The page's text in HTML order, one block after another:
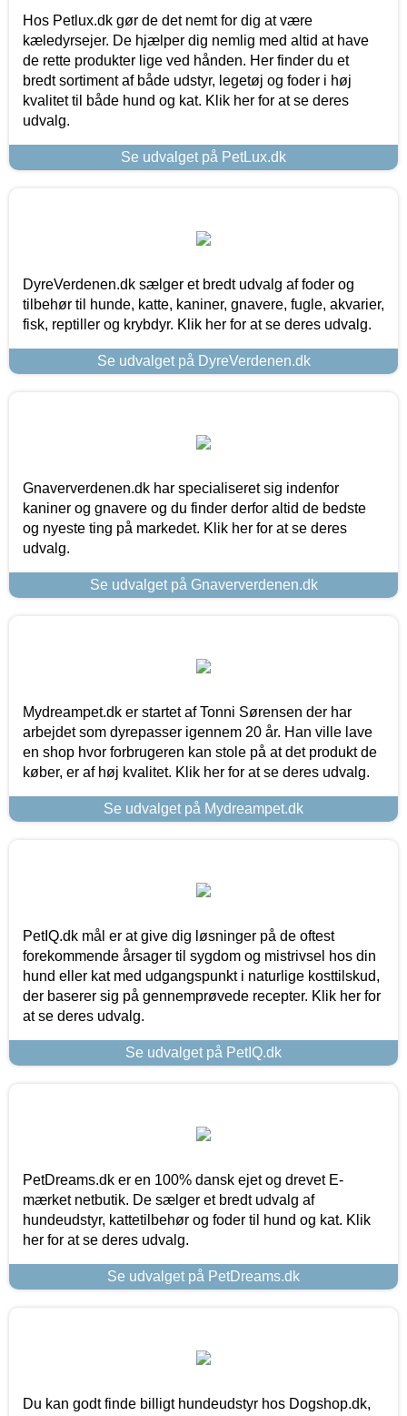
Hos Petlux.dk gør de det nemt for dig at være
kæledyrsejer. De hjælper dig nemlig med altid at have
de rette produkter lige ved hånden. Her finder du et
bredt sortiment af både udstyr, legetøj og foder i høj
kvalitet til både hund og kat. Klik her for at se deres
udvalg.
Se udvalget på PetLux.dk
DyreVerdenen.dk sælger et bredt udvalg af foder og
tilbehør til hunde, katte, kaniner, gnavere, fugle, akvarier,
fisk, reptiller og krybdyr. Klik her for at se deres udvalg.
Se udvalget på DyreVerdenen.dk
Gnaververdenen.dk har specialiseret sig indenfor
kaniner og gnavere og du finder derfor altid de bedste
og nyeste ting på markedet. Klik her for at se deres
udvalg.
Se udvalget på Gnaververdenen.dk
Mydreampet.dk er startet af Tonni Sørensen der har
arbejdet som dyrepasser igennem 20 år. Han ville lave
en shop hvor forbrugeren kan stole på at det produkt de
køber, er af høj kvalitet. Klik her for at se deres udvalg.
Se udvalget på Mydreampet.dk
PetIQ.dk mål er at give dig løsninger på de oftest
forekommende årsager til sygdom og mistrivsel hos din
hund eller kat med udgangspunkt i naturlige kosttilskud,
der baserer sig på gennemprøvede recepter. Klik her for
at se deres udvalg.
Se udvalget på PetIQ.dk
PetDreams.dk er en 100% dansk ejet og drevet E-
mærket netbutik. De sælger et bredt udvalg af
hundeudstyr, kattetilbehør og foder til hund og kat. Klik
her for at se deres udvalg.
Se udvalget på PetDreams.dk
Du kan godt finde billigt hundeudstyr hos Dogshop.dk,